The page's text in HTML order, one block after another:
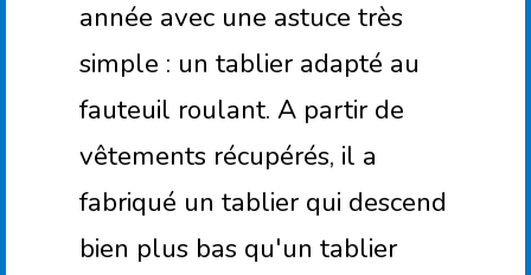
année avec une astuce très
simple : un tablier adapté au
fauteuil roulant. A partir de
vêtements récupérés, il a
fabriqué un tablier qui descend
bien plus bas qu'un tablier